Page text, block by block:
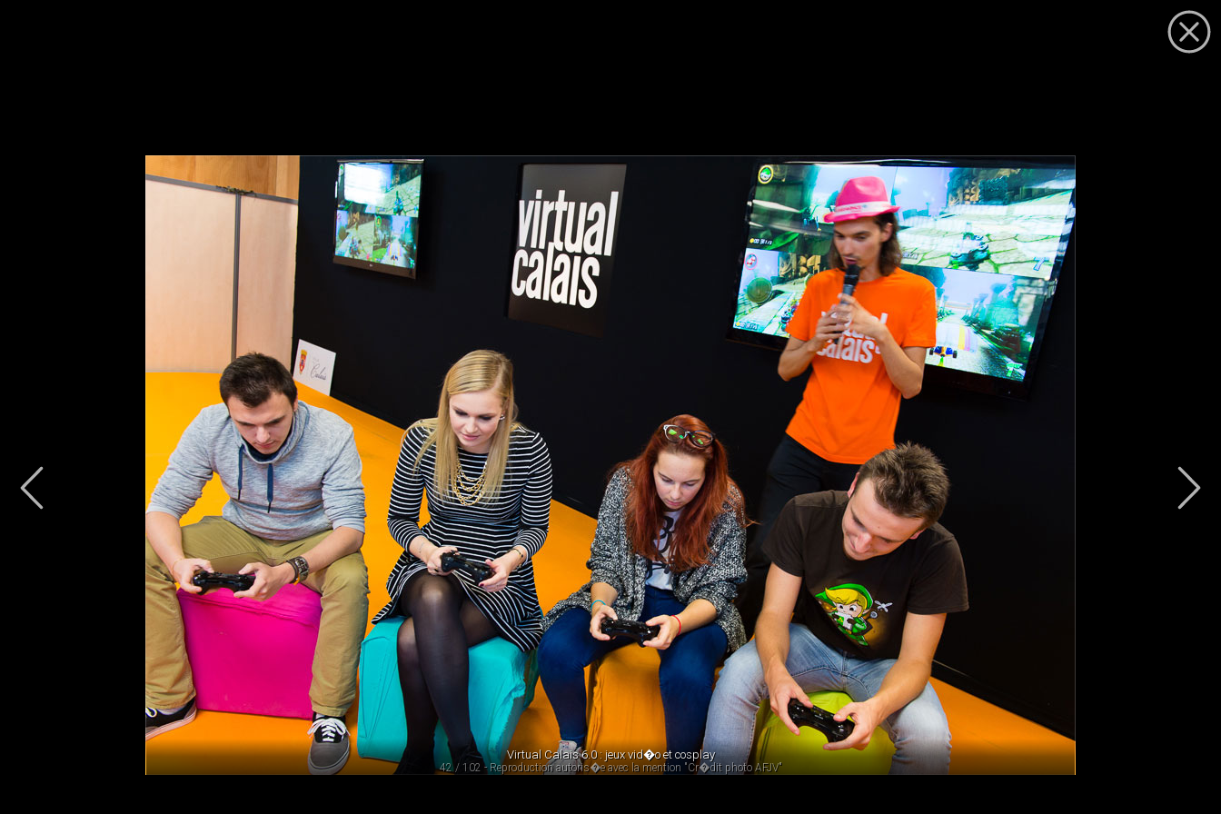
Virtual Calais 6.0 : jeux vid�o et cosplay
42 / 102 - Reproduction autoris�e avec la mention "Cr�dit photo AFJV"